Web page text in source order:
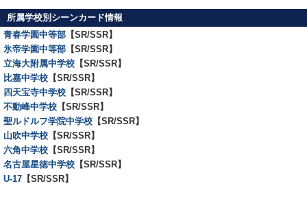
所属学校別シーンカード情報
青春学園中等部 【SR/SSR】
氷帝学園中等部 【SR/SSR】
立海大附属中学校 【SR/SSR】
比嘉中学校 【SR/SSR】
四天宝寺中学校 【SR/SSR】
不動峰中学校 【SR/SSR】
聖ルドルフ学院中学校 【SR/SSR】
山吹中学校 【SR/SSR】
六角中学校 【SR/SSR】
名古屋星徳中学校 【SR/SSR】
U-17 【SR/SSR】